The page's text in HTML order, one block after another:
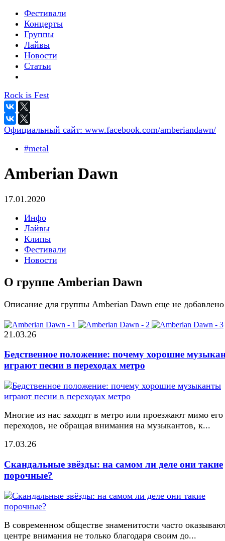
Фестивали
Концерты
Группы
Лайвы
Новости
Статьи
Rock is Fest
Официальный сайт: www.facebook.com/amberiandawn/
#metal
Amberian Dawn
17.01.2020
Инфо
Лайвы
Клипы
Фестивали
Новости
О группе Amberian Dawn
Описание для группы Amberian Dawn еще не добавлено
21.03.26
Бедственное положение: почему хорошие
играют песни в переходах метро
Многие из нас заходят в метро или проезжают мимо его
переходов, не обращая внимания на музыкантов, к...
17.03.26
Скандальные звёзды: на самом ли деле они такие
порочные?
В современном обществе знаменитости часто
центре внимания не только благодаря своим до...